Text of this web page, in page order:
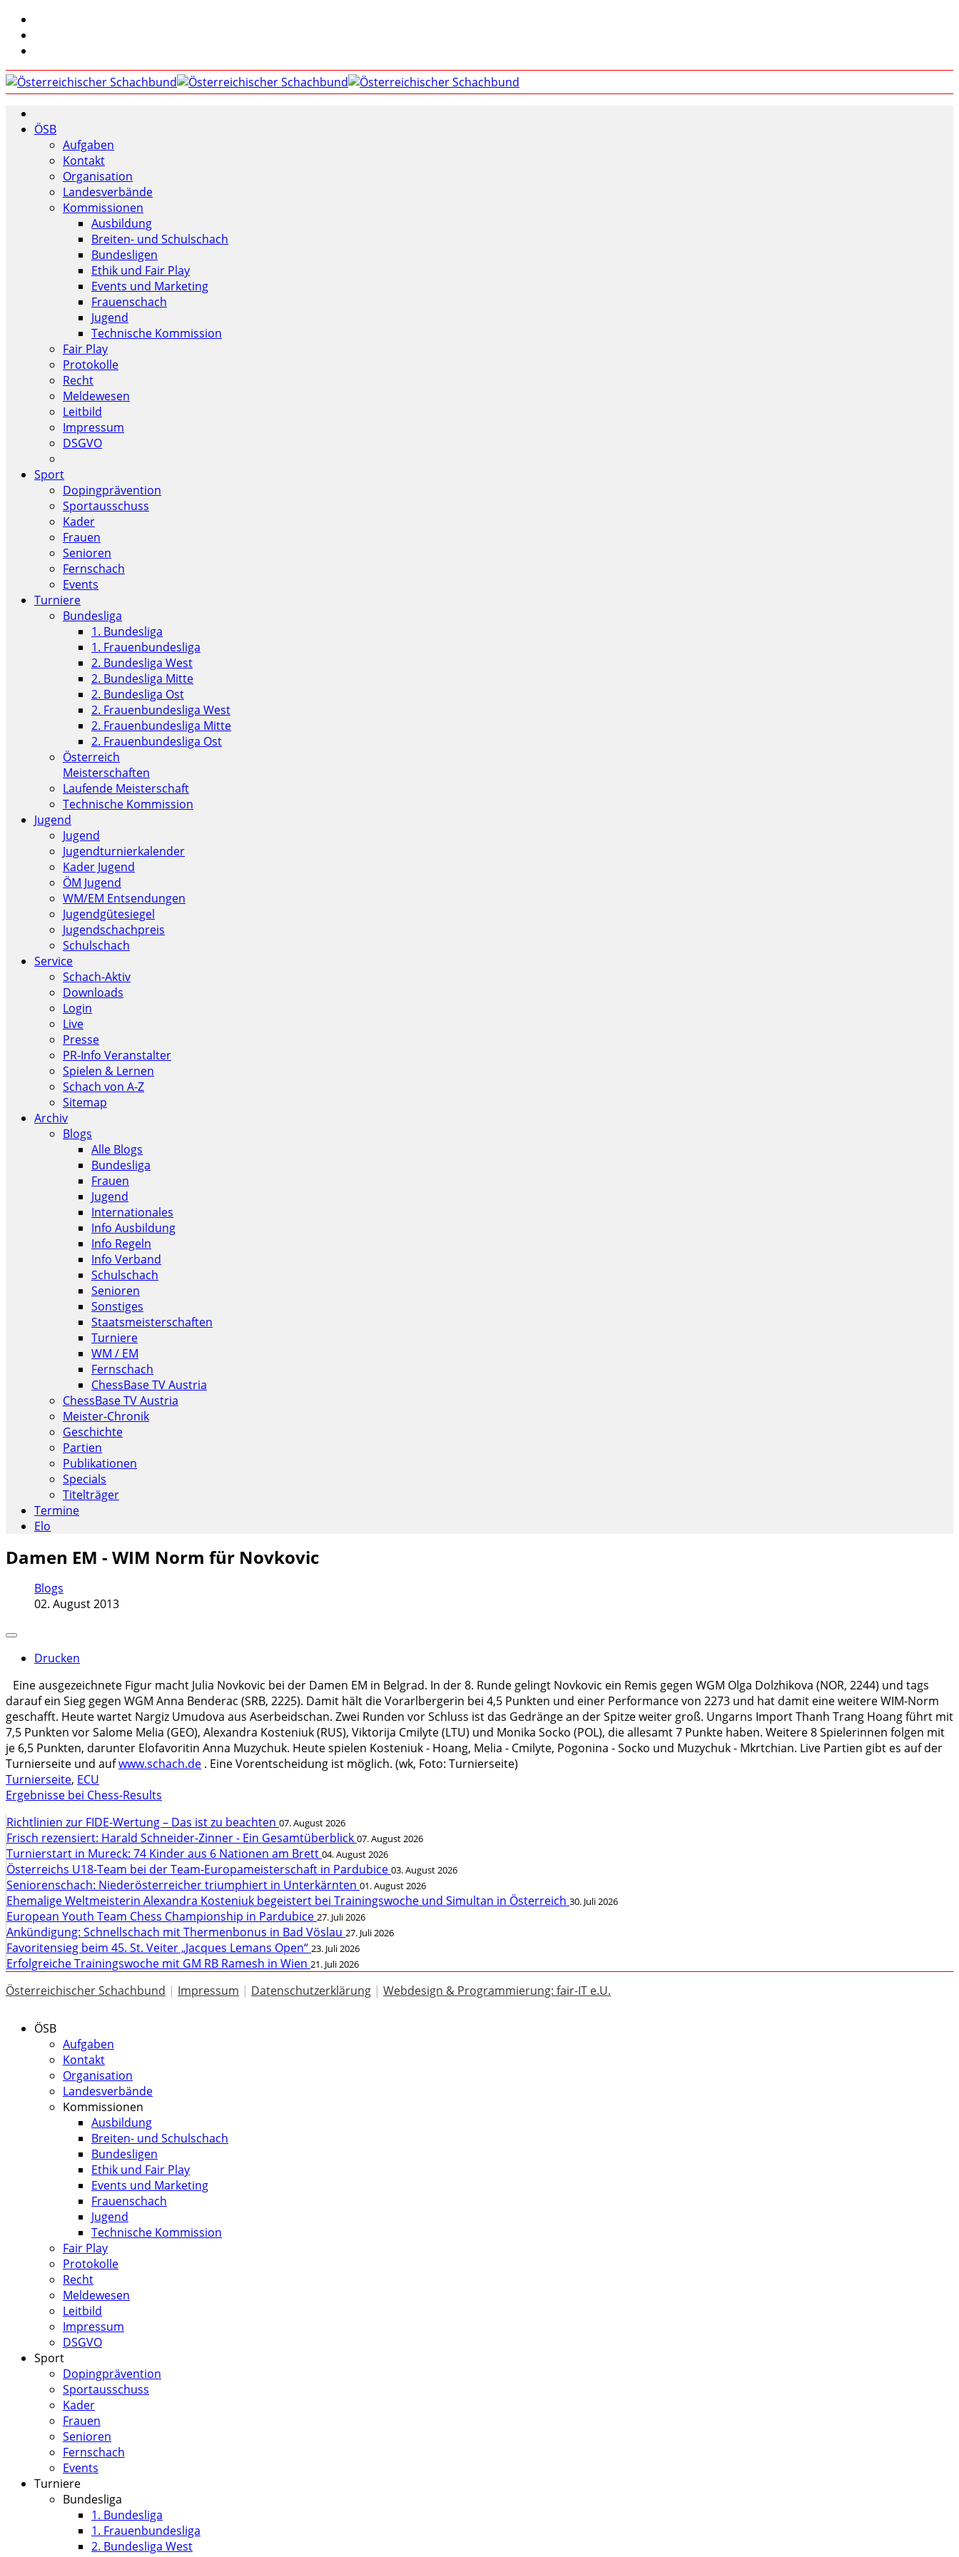
ÖSB
Aufgaben
Kontakt
Organisation
Landesverbände
Kommissionen
Ausbildung
Breiten- und Schulschach
Bundesligen
Ethik und Fair Play
Events und Marketing
Frauenschach
Jugend
Technische Kommission
Fair Play
Protokolle
Recht
Meldewesen
Leitbild
Impressum
DSGVO
Sport
Dopingprävention
Sportausschuss
Kader
Frauen
Senioren
Fernschach
Events
Turniere
Bundesliga
1. Bundesliga
1. Frauenbundesliga
2. Bundesliga West
2. Bundesliga Mitte
2. Bundesliga Ost
2. Frauenbundesliga West
2. Frauenbundesliga Mitte
2. Frauenbundesliga Ost
Österreich
Meisterschaften
Laufende Meisterschaft
Technische Kommission
Jugend
Jugend
Jugendturnierkalender
Kader Jugend
ÖM Jugend
WM/EM Entsendungen
Jugendgütesiegel
Jugendschachpreis
Schulschach
Service
Schach-Aktiv
Downloads
Login
Live
Presse
PR-Info Veranstalter
Spielen & Lernen
Schach von A-Z
Sitemap
Archiv
Blogs
Alle Blogs
Bundesliga
Frauen
Jugend
Internationales
Info Ausbildung
Info Regeln
Info Verband
Schulschach
Senioren
Sonstiges
Staatsmeisterschaften
Turniere
WM / EM
Fernschach
ChessBase TV Austria
ChessBase TV Austria
Meister-Chronik
Geschichte
Partien
Publikationen
Specials
Titelträger
Termine
Elo
Damen EM - WIM Norm für Novkovic
Blogs
02. August 2013
Drucken
Eine ausgezeichnete Figur macht Julia Novkovic bei der Damen EM in Belgrad. In der 8. Runde gelingt Novkovic ein Remis gegen WGM Olga Dolzhikova (NOR, 2244) und tags
darauf ein Sieg gegen WGM Anna Benderac (SRB, 2225). Damit hält die Vorarlbergerin bei 4,5 Punkten und einer Performance von 2273 und hat damit eine weitere WIM-Norm
geschafft. Heute wartet Nargiz Umudova aus Aserbeidschan. Zwei Runden vor Schluss ist das Gedränge an der Spitze weiter groß. Ungarns Import Thanh Trang Hoang führt mit
7,5 Punkten vor Salome Melia (GEO), Alexandra Kosteniuk (RUS), Viktorija Cmilyte (LTU) und Monika Socko (POL), die allesamt 7 Punkte haben. Weitere 8 Spielerinnen folgen mit
je 6,5 Punkten, darunter Elofavoritin Anna Muzychuk. Heute spielen Kosteniuk - Hoang, Melia - Cmilyte, Pogonina - Socko und Muzychuk - Mkrtchian. Live Partien gibt es auf der
Turnierseite und aufwww.schach.de . Eine Vorentscheidung ist möglich. (wk, Foto: Turnierseite)
Turnierseite, ECU
Ergebnisse bei Chess-Results
Richtlinien zur FIDE-Wertung – Das ist zu beachten 07. August 2026
Frisch rezensiert: Harald Schneider-Zinner - Ein Gesamtüberblick 07. August 2026
Turnierstart in Mureck: 74 Kinder aus 6 Nationen am Brett 04. August 2026
Österreichs U18-Team bei der Team-Europameisterschaft in Pardubice 03. August 2026
Seniorenschach: Niederösterreicher triumphiert in Unterkärnten 01. August 2026
Ehemalige Weltmeisterin Alexandra Kosteniuk begeistert bei Trainingswoche und Simultan in Österreich 30. Juli 2026
European Youth Team Chess Championship in Pardubice 27. Juli 2026
Ankündigung: Schnellschach mit Thermenbonus in Bad Vöslau 27. Juli 2026
Favoritensieg beim 45. St. Veiter „Jacques Lemans Open“ 23. Juli 2026
Erfolgreiche Trainingswoche mit GM RB Ramesh in Wien 21. Juli 2026
Österreichischer Schachbund | Impressum | Datenschutzerklärung | Webdesign & Programmierung: fair-IT e.U.
ÖSB
Aufgaben
Kontakt
Organisation
Landesverbände
Kommissionen
Ausbildung
Breiten- und Schulschach
Bundesligen
Ethik und Fair Play
Events und Marketing
Frauenschach
Jugend
Technische Kommission
Fair Play
Protokolle
Recht
Meldewesen
Leitbild
Impressum
DSGVO
Sport
Dopingprävention
Sportausschuss
Kader
Frauen
Senioren
Fernschach
Events
Turniere
Bundesliga
1. Bundesliga
1. Frauenbundesliga
2. Bundesliga West